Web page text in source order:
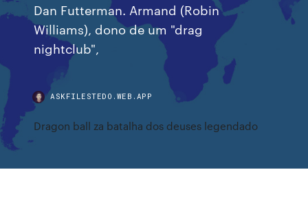
Dan Futterman. Armand (Robin
Williams), dono de um "drag
nightclub",
ASKFILESTEDO.WEB.APP
Dragon ball za batalha dos deuses legendado